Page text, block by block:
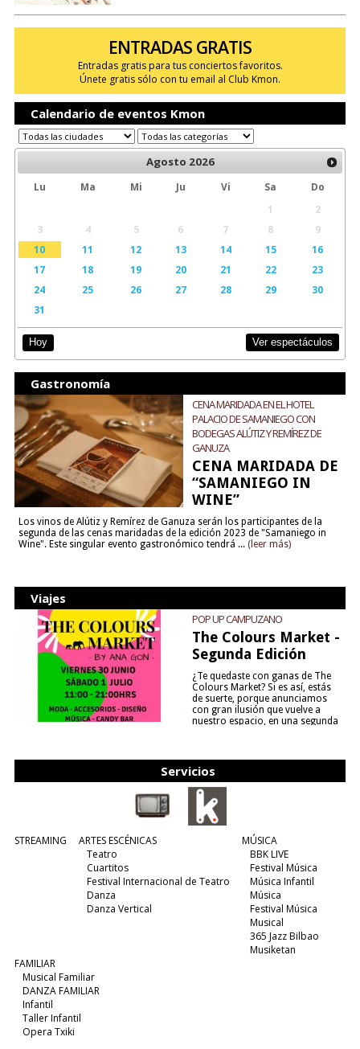
ENTRADAS GRATIS
Entradas gratis para tus conciertos favoritos.
Únete gratis sólo con tu email al Club Kmon.
Calendario de eventos Kmon
Agosto 2026
Lu Ma Mi Ju Vi Sa
Do
1
2
3
4 5 6 7 8
9
10
11 12 13 14 15
16
17
18 19 20 21 22
23
24
25 26 27 28 29
30
31
Hoy Ver espectáculos
Gastronomía
CENA MARIDADA EN EL HOTEL
PALACIO DE SAMANIEGO CON
BODEGAS ALÚTIZ Y REMÍREZ DE
GANUZA
CENA MARIDADA DE
“SAMANIEGO IN
WINE”
Los vinos de Alútiz y Remírez de Ganuza serán los participantes de la
segunda de las cenas maridadas de la edición 2023 de "Samaniego in
Wine". Este singular evento gastronómico tendrá ... (leer más)
Viajes
POP UP CAMPUZANO
The Colours Market -
Segunda Edición
¿Te quedaste con ganas de The
Colours Market? Si es así, estás
de suerte, porque anunciamos
con gran ilusión que vuelve a
nuestro espacio, en una segunda
Servicios
STREAMING
ARTES ESCÉNICAS
Teatro
Cuartitos
Festival Internacional de Teatro
Danza
Danza Vertical
MÚSICA
BBK LIVE
Festival Música
Música Infantil
Música
Festival Música
Musical
365 Jazz Bilbao
Musiketan
FAMILIAR
Musical Familiar
DANZA FAMILIAR
Infantil
Taller Infantil
Opera Txiki